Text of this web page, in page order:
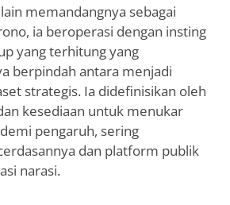
memandangnya sebagai
ia beroperasi dengan insting
yang terhitung yang
berpindah antara menjadi
strategis. Ia didefinisikan oleh
kesediaan untuk menukar
pengaruh, sering
dan platform publik
narasi.